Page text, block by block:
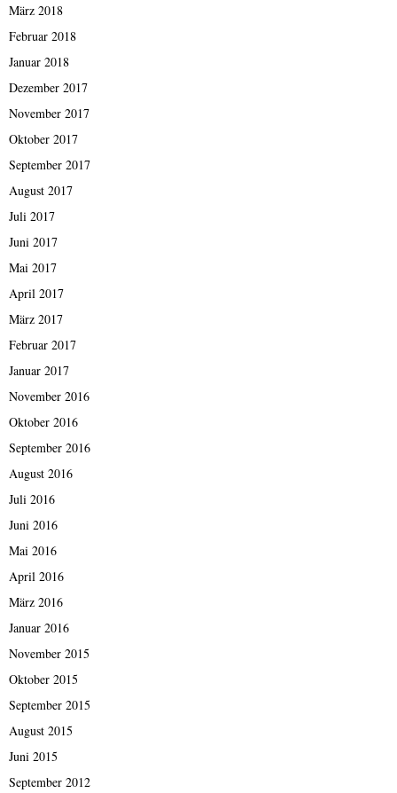
März 2018
Februar 2018
Januar 2018
Dezember 2017
November 2017
Oktober 2017
September 2017
August 2017
Juli 2017
Juni 2017
Mai 2017
April 2017
März 2017
Februar 2017
Januar 2017
November 2016
Oktober 2016
September 2016
August 2016
Juli 2016
Juni 2016
Mai 2016
April 2016
März 2016
Januar 2016
November 2015
Oktober 2015
September 2015
August 2015
Juni 2015
September 2012